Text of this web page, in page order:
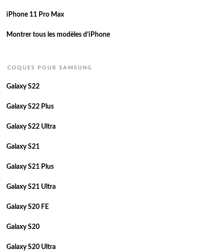
iPhone 11 Pro Max
Montrer tous les modèles d’iPhone
COQUES POUR SAMSUNG
Galaxy S22
Galaxy S22 Plus
Galaxy S22 Ultra
Galaxy S21
Galaxy S21 Plus
Galaxy S21 Ultra
Galaxy S20 FE
Galaxy S20
Galaxy S20 Ultra